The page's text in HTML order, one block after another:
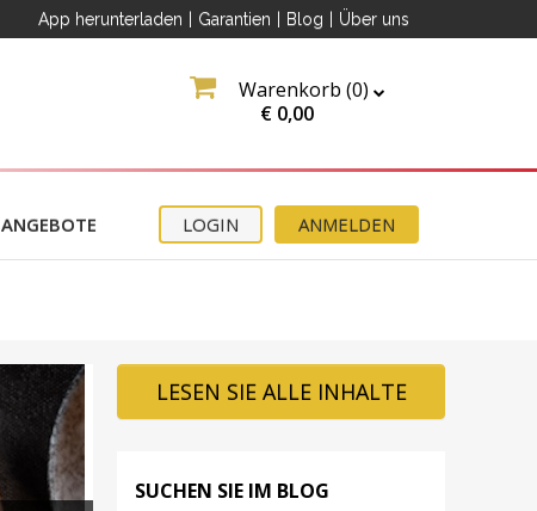
App herunterladen Garantien Blog Über uns
Warenkorb (0)
€ 0,00
ANGEBOTE ANMELDEN
LOGIN
LESEN SIE ALLE INHALTE
SUCHEN SIE IM BLOG